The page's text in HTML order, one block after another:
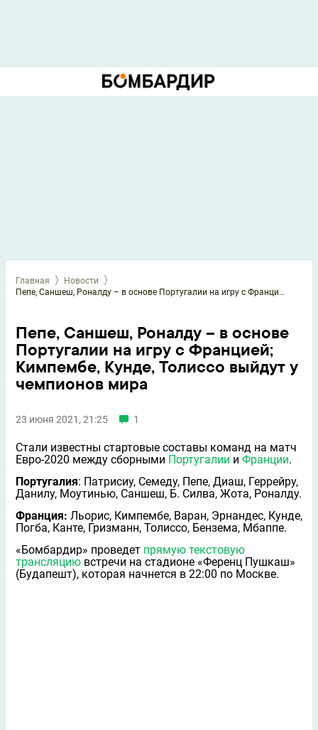
Главная
Новости
Пепе, Саншеш, Роналду – в основе Португалии на игру с Францией; Кимпембе, Кунде, Толиссо выйдут у чемпионов мира
Пепе, Саншеш, Роналду – в основе
Португалии на игру с Францией;
Кимпембе, Кунде, Толиссо выйдут у
чемпионов мира
23 июня 2021, 21:25 1
Стали известны стартовые составы команд на матч
Евро-2020 между сборными Португалии и Франции.
Португалия: Патрисиу, Семеду, Пепе, Диаш, Геррейру,
Данилу, Моутинью, Саншеш, Б. Силва, Жота, Роналду.
Франция: Льорис, Кимпембе, Варан, Эрнандес, Кунде,
Погба, Канте, Гризманн, Толиссо, Бензема, Мбаппе.
«Бомбардир» проведет прямую текстовую
трансляцию встречи на стадионе «Ференц Пушкаш»
(Будапешт), которая начнется в 22:00 по Москве.